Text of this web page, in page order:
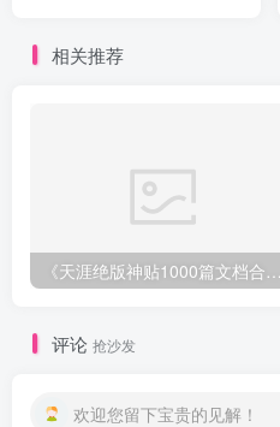
相关推荐
《天涯绝版神贴1000篇文档合集》深度挖掘神仙级资源下载
评论 抢沙发
欢迎您留下宝贵的见解！